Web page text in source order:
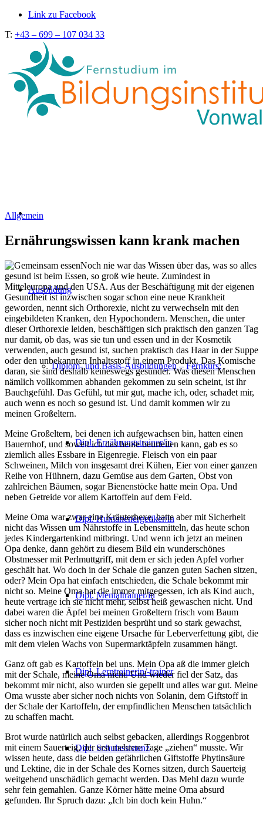
Link zu Facebook
T: +43 – 699 – 107 034 33
Ausbildung
Diplom- und Basis-Ausbildungen – Fernkurs:
Dipl. Ernährungstrainer/in
Dipl. Humanenergetiker/in
Dipl. Mentaltrainer/in
Dipl. Lerntrainerin/-trainer
Dipl. Schulassistenz
Allgemein
Ernährungswissen kann krank machen
Noch nie war das Wissen über das, was so alles
gesund ist beim Essen, so groß wie heute. Zumindest in
Mitteleuropa und den USA. Aus der Beschäftigung mit der eigenen
Gesundheit ist inzwischen sogar schon eine neue Krankheit
geworden, nennt sich Orthorexie, nicht zu verwechseln mit den
eingebildeten Kranken, den Hypochondern. Menschen, die unter
dieser Orthorexie leiden, beschäftigen sich praktisch den ganzen Tag
nur damit, ob das, was sie tun und essen und in der Kosmetik
verwenden, auch gesund ist, suchen praktisch das Haar in der Suppe
oder den unbekannten Inhaltsstoff in einem Produkt. Das Komische
daran, sie sind deshalb keineswegs gesünder. Was diesen Menschen
nämlich vollkommen abhanden gekommen zu sein scheint, ist ihr
Bauchgefühl. Das Gefühl, tut mir gut, mache ich, oder, schadet mir,
auch wenn es noch so gesund ist. Und damit kommen wir zu
meinen Großeltern.
Meine Großeltern, bei denen ich aufgewachsen bin, hatten einen
Bauernhof, und soweit ich das heute beurteilen kann, gab es so
ziemlich alles Essbare in Eigenregie. Fleisch von ein paar
Schweinen, Milch von insgesamt drei Kühen, Eier von einer ganzen
Reihe von Hühnern, dazu Gemüse aus dem Garten, Obst von
zahlreichen Bäumen, sogar Bienenstöcke hatte mein Opa. Und
neben Getreide vor allem Kartoffeln auf dem Feld.
Meine Oma war zwar eine Kräuterhexe, hatte aber mit Sicherheit
nicht das Wissen um Nährstoffe in Lebensmitteln, das heute schon
jedes Kindergartenkind mitbringt. Und wenn ich jetzt an meinen
Opa denke, dann gehört zu diesem Bild ein wunderschönes
Obstmesser mit Perlmuttgriff, mit dem er sich jeden Apfel vorher
geschält hat. Wo doch in der Schale die ganzen guten Sachen sitzen,
oder? Mein Opa hat einfach entschieden, die Schale bekommt mir
nicht so. Meine Oma hat die immer mitgegessen, ich als Kind auch,
heute vertrage ich sie nicht mehr, selbst heiß gewaschen nicht. Und
dabei waren die Äpfel bei meinen Großeltern frisch vom Baum
sicher noch nicht mit Pestiziden besprüht und so stark gewachst,
dass es inzwischen eine eigene Ursache für Leberverfettung gibt, die
mit dem vielen Wachs von Supermarktäpfeln zusammen hängt.
Ganz oft gab es Kartoffeln bei uns. Mein Opa aß die immer gleich
mit der Schale, meine Oma nicht. Und wieder fiel der Satz, das
bekommt mir nicht, also wurden sie gepellt und alles war gut. Meine
Oma wusste aber sicher noch nichts von Solanin, dem Giftstoff in
der Schale der Kartoffeln, der empfindlichen Menschen tatsächlich
zu schaffen macht.
Brot wurde natürlich auch selbst gebacken, allerdings Roggenbrot
mit einem Sauerteig, der erst mehrere Tage „ziehen“ musste. Wir
wissen heute, dass die beiden gefährlichen Giftstoffe Phytinsäure
und Lektine, die in der Schale des Kornes sitzen, durch Sauerteig
weitgehend unschädlich gemacht werden. Das Mehl dazu wurde
sehr fein gemahlen. Ganze Körner hätte meine Oma absurd
gefunden. Ihr Spruch dazu: „Ich bin doch kein Huhn.“